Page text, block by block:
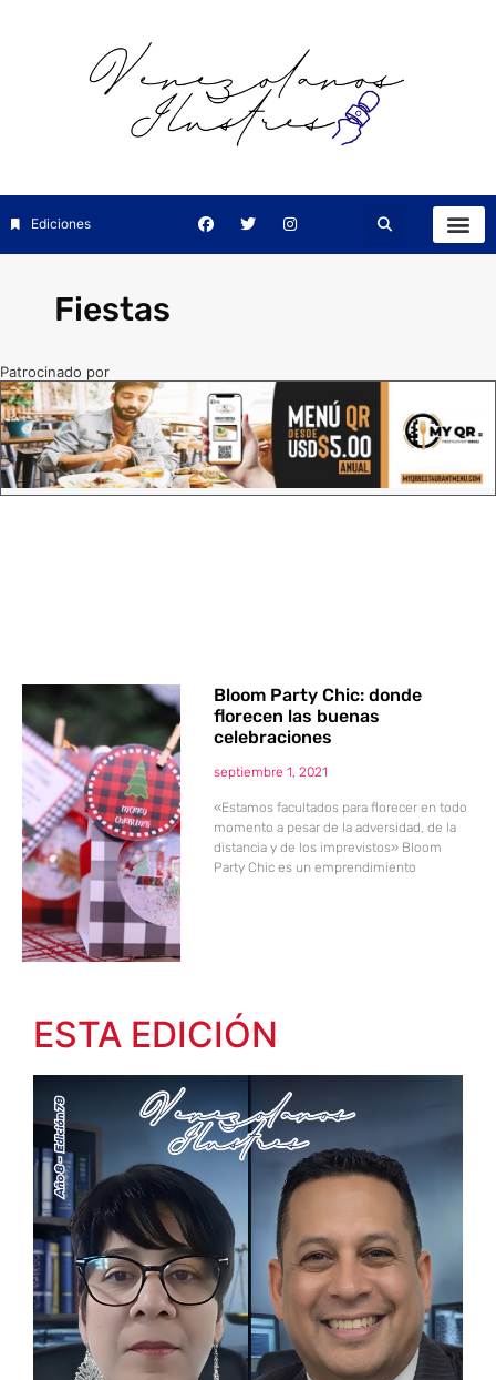
Ediciones
Fiestas
Patrocinado por
Bloom Party Chic: donde
florecen las buenas
celebraciones
septiembre 1, 2021
«Estamos facultados para florecer en todo
momento a pesar de la adversidad, de la
distancia y de los imprevistos» Bloom
Party Chic es un emprendimiento
ESTA EDICIÓN